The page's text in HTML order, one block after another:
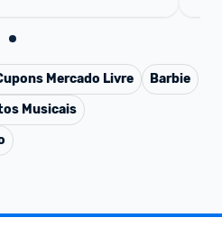
Mercado Livre
Barbie
Musicais